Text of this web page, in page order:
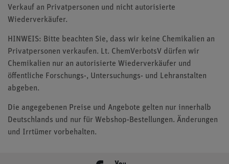
Verkauf an Privatpersonen und nicht autorisierte
Wiederverkäufer.
HINWEIS: Bitte beachten Sie, dass wir keine Chemikalien an
Privatpersonen verkaufen. Lt. ChemVerbotsV dürfen wir
Chemikalien nur an autorisierte Wiederverkäufer und
öffentliche Forschungs-, Untersuchungs- und Lehranstalten
abgeben.
Die angegebenen Preise und Angebote gelten nur innerhalb
Deutschlands und nur für Webshop-Bestellungen. Änderungen
und Irrtümer vorbehalten.